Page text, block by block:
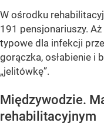
W ośrodku
191 pensjonariuszy.
typowe dla infekcji
gorączka, osłabienie i
„jelitówkę”.
Międzywodzie.
rehabilitacyjnym